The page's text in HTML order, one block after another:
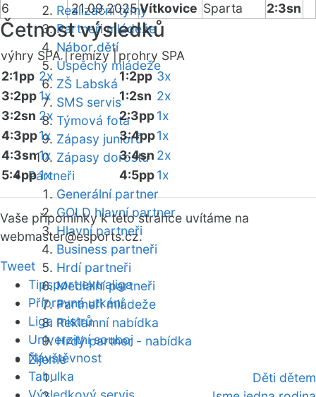
Realizační týmy
Partneři mládeže
Nábor dětí
Úspěchy mládeže
ZŠ Labská
SMS servis
Týmová fota
Zápasy juniorů
Zápasy dorostu
Partneři
Generální partner
GOLD hlavní partner
Hlavní partneři
Business partneři
Hrdí partneři
Mediální partneři
Partneři mládeže
Reklamní nabídka
Hrdý partner - nabídka
Žijeme
Děti dětem
6
21.09.2025Vítkovice Sparta 2:3sn
Četnost výsledků
výhry SPA |remízy |prohry SPA
2:1pp 2x
3:2pp1x
3:2sn 2x
4:3pp1x
4:3sn1x
5:4pp1x
1:2pp 3x
1:2sn 2x
2:3pp1x
3:4pp1x
3:4sn 2x
4:5pp1x
Vaše připomínky k této stránce uvítáme na
webmaster@esports.cz.
Tweet
Tipsport extraliga
Přípravná utkání
Liga mistrů
Univerzitní souboj
Návštěvnost
Tabulka